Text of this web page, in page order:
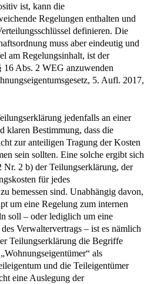
ist, kann die
Regelungen enthalten und
definieren. Die
muss aber eindeutig und
am Regelungsinhalt, ist der
16 Abs. 2 WEG anzuwenden
5. Aufl. 2017,
jedenfalls an einer
klaren Bestimmung, dass die
zur anteiligen Tragung der Kosten
sein sollten. Eine solche ergibt sich
Nr. 2 b) der Teilungserklärung, der
für jedes
bemessen sind. Unabhängig davon,
um eine Regelung zum internen
soll – oder lediglich um eine
Verwaltervertrags – ist es nämlich
Teilungserklärung die Begriffe
als
und die Teileigentümer
eine Auslegung der